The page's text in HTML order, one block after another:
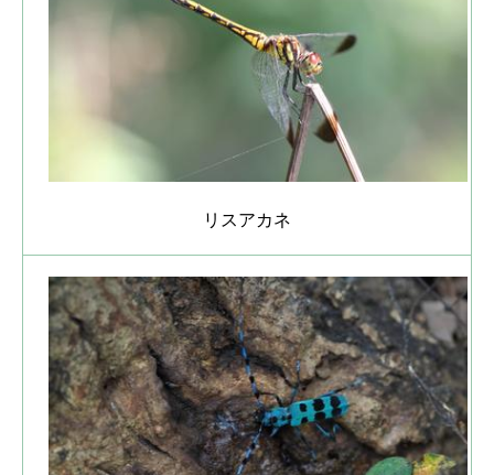
リスアカネ